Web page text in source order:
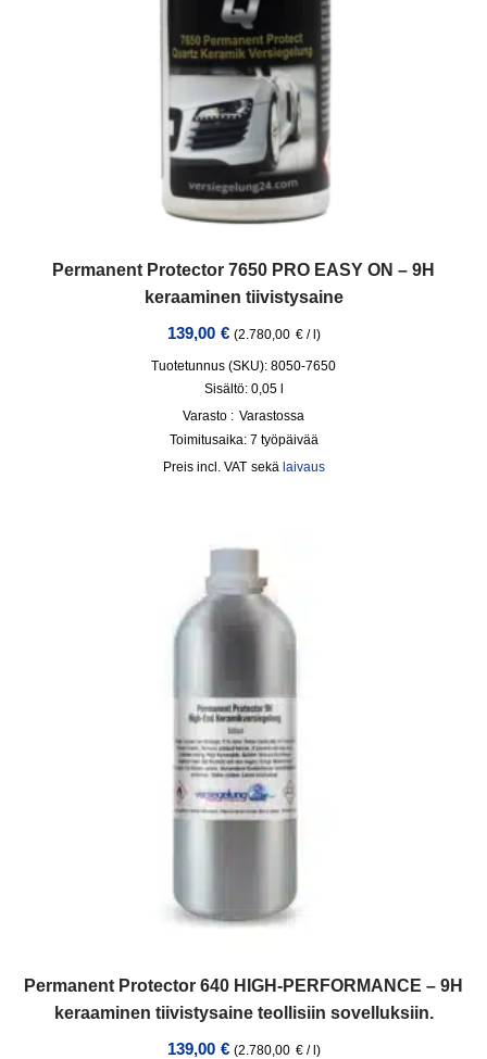
Permanent Protector 7650 PRO EASY ON – 9H
keraaminen tiivistysaine
139,00 € (2.780,00 €/ )
Tuotetunnus (SKU): 8050-7650
Sisältö: 0,05 l
Varasto : Varastossa
Toimitusaika: 7 työpäivää
incl. VAT sekä laivaus
Permanent Protector 640 HIGH-PERFORMANCE – 9H
keraaminen tiivistysaine teollisiin sovelluksiin.
139,00 € (2.780,00 €/l)